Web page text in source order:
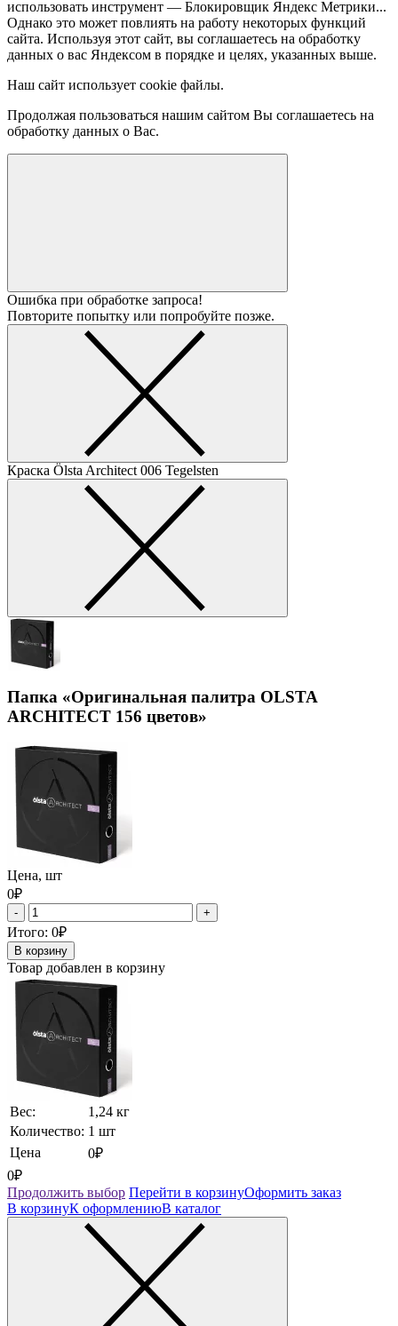
использовать инструмент — Блокировщик Яндекс Метрики...
Однако это может повлиять на работу некоторых функций
сайта. Используя этот сайт, вы соглашаетесь на обработку
данных о вас Яндексом в порядке и целях, указанных выше.
Наш сайт использует cookie файлы.
Продолжая пользоваться нашим сайтом Вы соглашаетесь на
обработку данных о Вас.
Ошибка при обработке запроса!
Повторите попытку или попробуйте позже.
Краска Ölsta Architect 006 Tegelsten
Папка «Оригинальная палитра OLSTA
ARCHITECT 156 цветов»
Цена, шт
0₽
- +
Итого: 0₽
В корзину
Товар добавлен в корзину
Вес:
1,24 кг
Количество: 1 шт
Цена
0₽
0₽
Продолжить выбор Перейти в корзинуОформить заказ
В корзинуК оформлениюВ каталог